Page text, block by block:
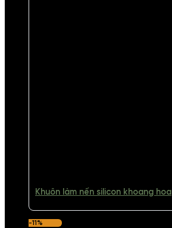
Khuôn làm nến silicon khoang hoa
-11%